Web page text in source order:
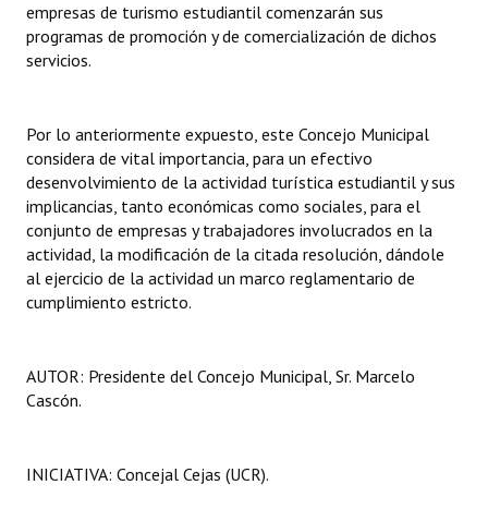
Informes de Unidad Coordinadora
Ejecución Presupuestaria
NORMATIVA
Comunicaciones
Declaraciones
Resoluciones
INSTITUCIONAL
Noticias Destacadas
empresas de turismo estudiantil comenzarán sus
programas de promoción y de comercialización de dichos
servicios.
Por lo anteriormente expuesto, este Concejo Municipal
considera de vital importancia, para un efectivo
desenvolvimiento de la actividad turística estudiantil y sus
implicancias, tanto económicas como sociales, para el
conjunto de empresas y trabajadores involucrados en la
actividad, la modificación de la citada resolución, dándole
al ejercicio de la actividad un marco reglamentario de
cumplimiento estricto.
AUTOR: Presidente del Concejo Municipal, Sr. Marcelo
Cascón.
INICIATIVA: Concejal Cejas (UCR).